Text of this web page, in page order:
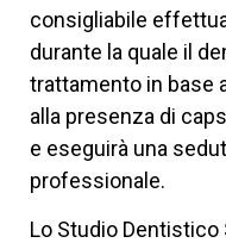
consigliabile
durante la quale il
trattamento in base
alla presenza di
e eseguirà una
professionale.
Lo Studio